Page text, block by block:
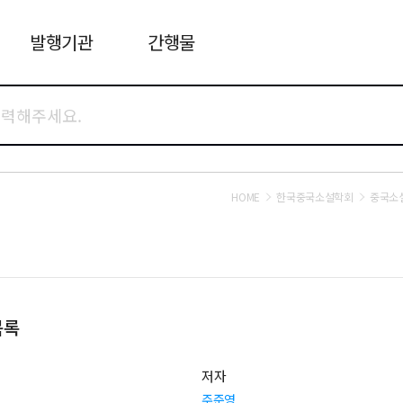
발행기관 간행물
HOME 한국중국소설학회 중국소
저자